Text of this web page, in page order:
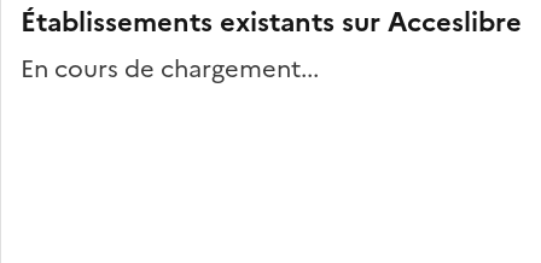
Établissements existants sur Acceslibre
En cours de chargement...